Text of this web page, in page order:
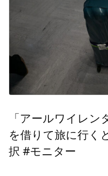
「アールワイレン
を借りて旅に行く
択 #モニター